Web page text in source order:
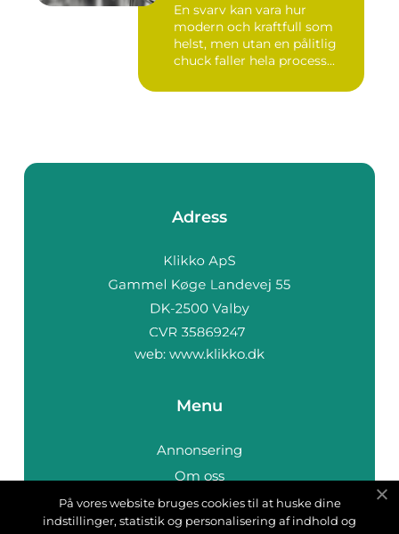
En svarv kan vara hur
modern och kraftfull som
helst, men utan en pålitlig
chuck faller hela process...
Adress
web: www.klikko.dk
Menu
Annonsering
Om oss
Cookies
Kontakta oss
På vores website bruges cookies til at huske dine
indstillinger, statistik og personalisering af indhold og